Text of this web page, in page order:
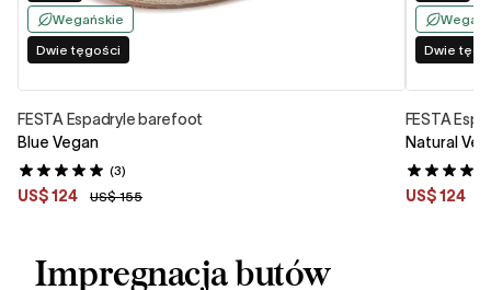
Wegańskie
Dwie tęgości
FESTA Espadryle barefoot
Blue Vegan
(3)
US$ 124 US$ 155
Dwie
FESTA
Natural
US$ 124
Impregnacja butów